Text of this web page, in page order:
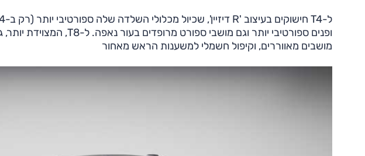
מושבים מאווררים, וקיפול חשמלי למשענות הראש מאחור